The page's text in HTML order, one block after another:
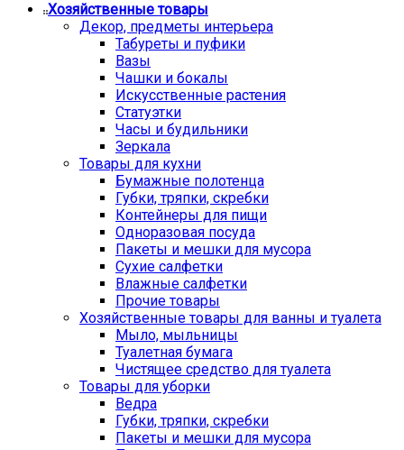
Хозяйственные товары
Декор, предметы интерьера
Табуреты и пуфики
Вазы
Чашки и бокалы
Искусственные растения
Статуэтки
Часы и будильники
Зеркала
Товары для кухни
Бумажные полотенца
Губки, тряпки, скребки
Контейнеры для пищи
Одноразовая посуда
Пакеты и мешки для мусора
Сухие салфетки
Влажные салфетки
Прочие товары
Хозяйственные товары для ванны и туалета
Мыло, мыльницы
Туалетная бумага
Чистящее средство для туалета
Товары для уборки
Ведра
Губки, тряпки, скребки
Пакеты и мешки для мусора